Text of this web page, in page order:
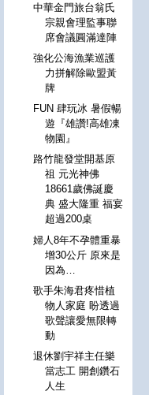
中華金門旅台翁氏
宗親會理監事聯
席會議圓滿達陣
強化公海漁業巡護
力拼解除歐盟黃
牌
FUN 肆玩冰 暑假暢
遊『雄讚!高雄凍
物園』
路竹龍發堂開基原
祖 元光神佛
18661歲佛誕慶
典 盛大隆重 福宴
超過200桌
婦人8年不孕體重暴
增30公斤 原來是
因為…
歌手朱海君疼惜植
物人家庭 盼透過
歌聲讓愛無限轉
動
退休劉宇祥主任樂
當志工 開創鑽石
人生